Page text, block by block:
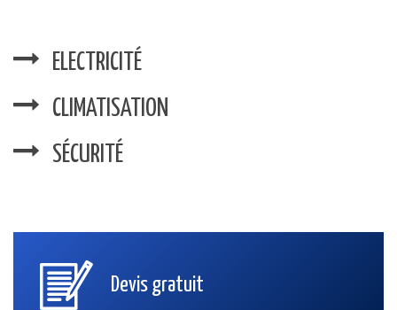
ELECTRICITÉ
CLIMATISATION
SÉCURITÉ
Devis gratuit